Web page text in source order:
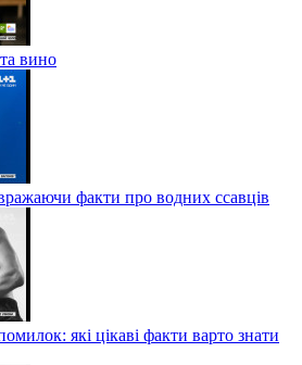
вино
факти про водних ссавців
які цікаві факти варто знати